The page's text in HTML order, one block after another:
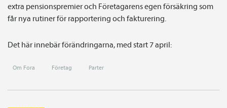
extra pensionspremier och Företagarens egen försäkring som
får nya rutiner för rapportering och fakturering.
Det här innebär förändringarna, med start 7 april:
Om Fora Företag Parter